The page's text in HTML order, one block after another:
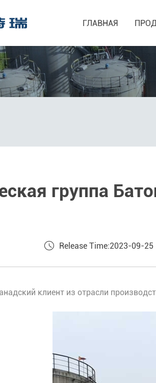
ГЛАВНАЯ
группа
Release Time:2023-09-25
клиент из отрасли